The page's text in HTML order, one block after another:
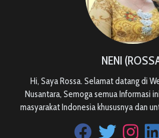
NENI
Hi, Saya Rossa. Selamat datang di
Nusantara, Semoga semua Informasi
masyarakat Indonesia khususnya dan